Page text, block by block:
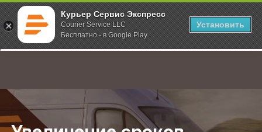
Курьер Сервис Экспресс
Courier Service LLC
Бесплатно - в Google Play
Установить
;
Главная О компании Новости Увеличение сроков доставки в